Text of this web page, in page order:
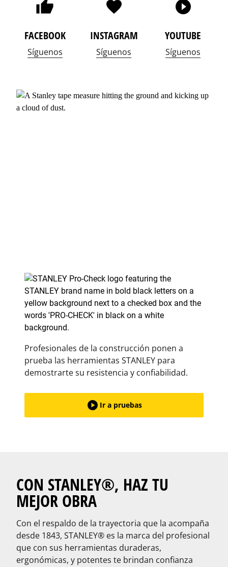
FACEBOOK
Síguenos
INSTAGRAM
Síguenos
YOUTUBE
Síguenos
Profesionales de la construcción ponen a
prueba las herramientas STANLEY para
demostrarte su resistencia y confiabilidad.
Ir a pruebas
CON STANLEY®, HAZ TU
MEJOR OBRA
Con el respaldo de la trayectoria que la acompaña
desde 1843, STANLEY® es la marca del profesional
que con sus herramientas duraderas,
ergonómicas, y potentes te brindan confianza